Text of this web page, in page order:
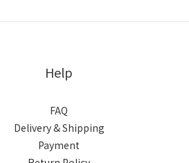
Help
FAQ
Delivery & Shipping
Payment